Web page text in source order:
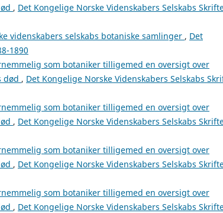
, Det Kongelige Norske Videnskabers Selskabs
videnskabers selskabs botaniske samlinger , Det
1890
som botaniker tilligemed en oversigt over
død , Det Kongelige Norske Videnskabers Selskabs
som botaniker tilligemed en oversigt over
, Det Kongelige Norske Videnskabers Selskabs
som botaniker tilligemed en oversigt over
, Det Kongelige Norske Videnskabers Selskabs
som botaniker tilligemed en oversigt over
, Det Kongelige Norske Videnskabers Selskabs